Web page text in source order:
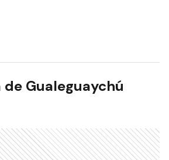
de Gualeguaychú